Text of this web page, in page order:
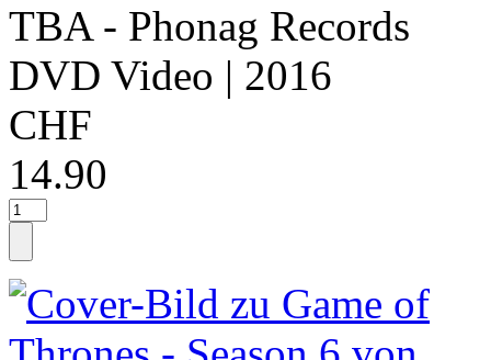
TBA - Phonag Records
DVD Video | 2016
CHF
14.90